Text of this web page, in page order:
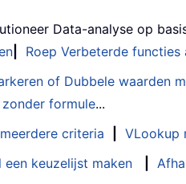
Data-analyse op
Roep Verbeterde functies
of Dubbele waarden
formule...
criteria VLookup
een keuzelijst maken